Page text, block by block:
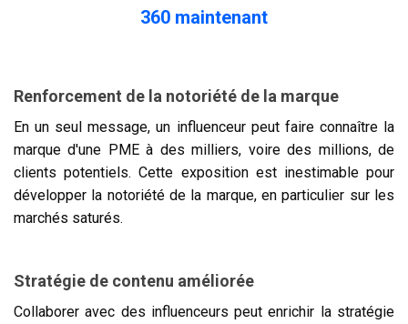
360 maintenant
Renforcement de la notoriété de la marque
En un seul message, un influenceur peut faire connaître la
marque d'une PME à des milliers, voire des millions, de
clients potentiels. Cette exposition est inestimable pour
développer la notoriété de la marque, en particulier sur les
marchés saturés.
Stratégie de contenu améliorée
Collaborer avec des influenceurs peut enrichir la stratégie